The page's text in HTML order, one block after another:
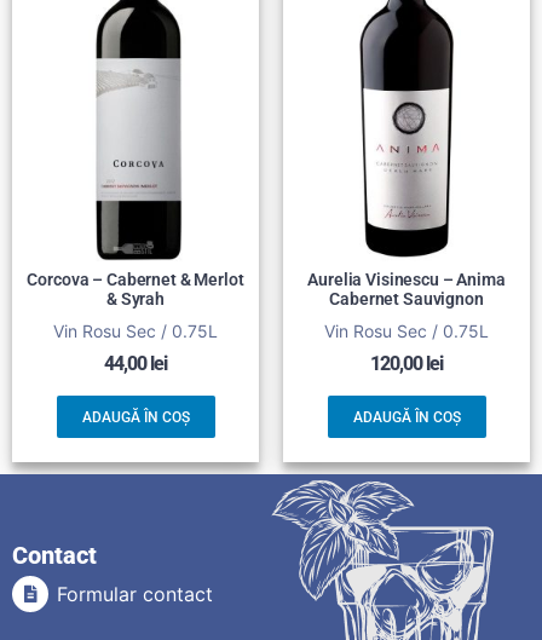
Corcova – Cabernet & Merlot
& Syrah
Vin Rosu Sec / 0.75L
44,00lei
ADAUGĂ ÎN COȘ
Aurelia Visinescu – Anima
Cabernet Sauvignon
Vin Rosu Sec / 0.75L
120,00lei
ADAUGĂ ÎN COȘ
Contact
Formular contact